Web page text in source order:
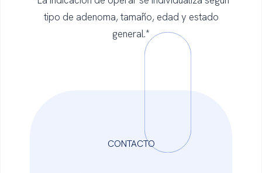
tipo de adenoma, tamaño, edad y estado
general.*
CONTACTO